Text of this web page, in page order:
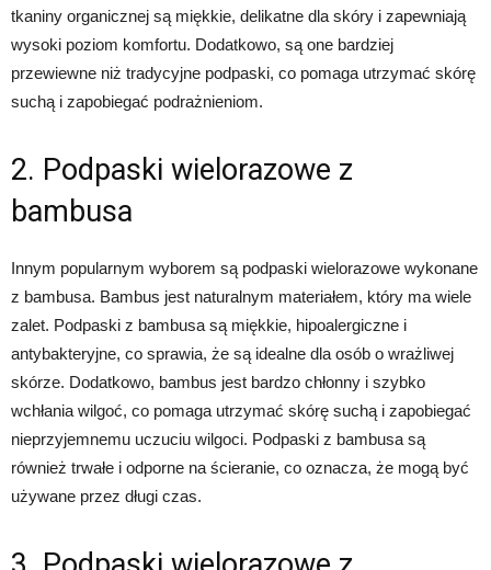
tkaniny organicznej są miękkie, delikatne dla skóry i zapewniają
wysoki poziom komfortu. Dodatkowo, są one bardziej
przewiewne niż tradycyjne podpaski, co pomaga utrzymać skórę
suchą i zapobiegać podrażnieniom.
2. Podpaski wielorazowe z
bambusa
Innym popularnym wyborem są podpaski wielorazowe wykonane
z bambusa. Bambus jest naturalnym materiałem, który ma wiele
zalet. Podpaski z bambusa są miękkie, hipoalergiczne i
antybakteryjne, co sprawia, że są idealne dla osób o wrażliwej
skórze. Dodatkowo, bambus jest bardzo chłonny i szybko
wchłania wilgoć, co pomaga utrzymać skórę suchą i zapobiegać
nieprzyjemnemu uczuciu wilgoci. Podpaski z bambusa są
również trwałe i odporne na ścieranie, co oznacza, że ​​mogą być
używane przez długi czas.